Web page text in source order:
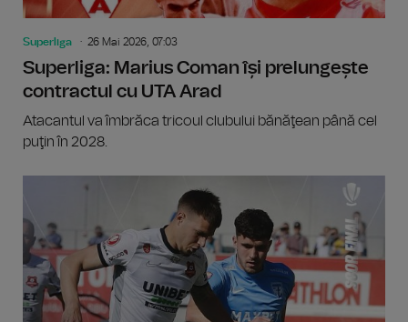
Superliga 26 Mai 2026, 07:03
Superliga: Marius Coman își prelungește
contractul cu UTA Arad
Atacantul va îmbrăca tricoul clubului bănăţean până cel
puţin în 2028.